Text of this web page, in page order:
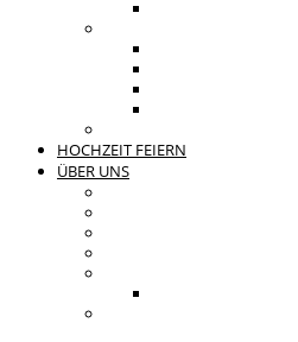
HOCHZEIT FEIERN
ÜBER UNS